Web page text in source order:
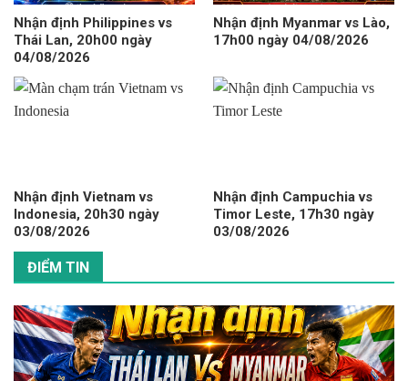
Nhận định Philippines vs
Thái Lan, 20h00 ngày
04/08/2026
Nhận định Myanmar vs Lào,
17h00 ngày 04/08/2026
Nhận định Vietnam vs
Indonesia, 20h30 ngày
03/08/2026
Nhận định Campuchia vs
Timor Leste, 17h30 ngày
03/08/2026
ĐIỂM TIN